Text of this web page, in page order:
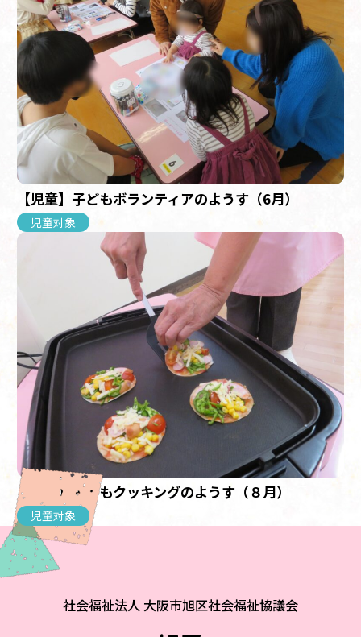
【児童】子どもボランティアのようす（6月）
児童対象
【児童】子どもクッキングのようす（８月）
児童対象
社会福祉法人 大阪市旭区社会福祉協議会